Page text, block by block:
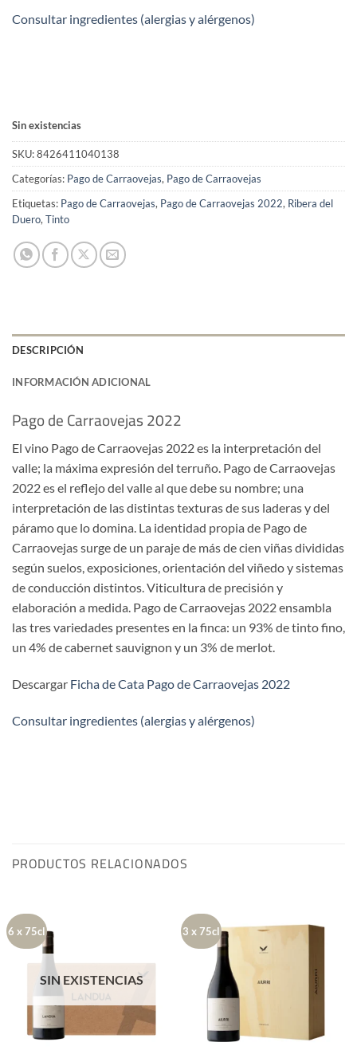
Consultar ingredientes (alergias y alérgenos)
Sin existencias
SKU:8426411040138
Categorías: Pago de Carraovejas, Pago de Carraovejas
Etiquetas: Pago de Carraovejas, Pago de Carraovejas 2022, Ribera del
Duero,Tinto
DESCRIPCIÓN
INFORMACIÓN ADICIONAL
Pago de Carraovejas 2022
El vino Pago de Carraovejas 2022 es la interpretación del
valle; la máxima expresión del terruño. Pago de Carraovejas
2022 es el reflejo del valle al que debe su nombre; una
interpretación de las distintas texturas de sus laderas y del
páramo que lo domina. La identidad propia de Pago de
Carraovejas surge de un paraje de más de cien viñas divididas
según suelos, exposiciones, orientación del viñedo y sistemas
de conducción distintos. Viticultura de precisión y
elaboración a medida. Pago de Carraovejas 2022 ensambla
las tres variedades presentes en la finca: un 93% de tinto fino,
un 4% de cabernet sauvignon y un 3% de merlot.
Descargar Ficha de Cata Pago de Carraovejas 2022
Consultar ingredientes (alergias y alérgenos)
PRODUCTOS RELACIONADOS
6 x 75cl
SIN EXISTENCIAS
3 x 75cl